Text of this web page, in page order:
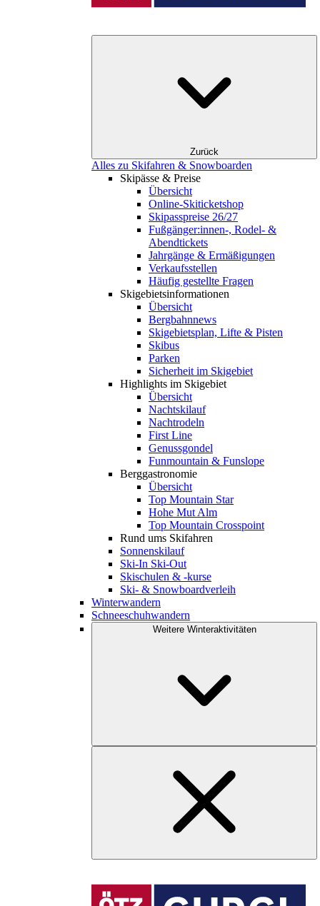
Zurück
Alles zu Skifahren & Snowboarden
Skipässe & Preise
Übersicht
Online-Skiticketshop
Skipasspreise 26/27
Fußgänger:innen-, Rodel- &
Abendtickets
Jahrgänge & Ermäßigungen
Verkaufsstellen
Häufig gestellte Fragen
Skigebiets­informationen
Übersicht
Bergbahnnews
Skigebietsplan, Lifte & Pisten
Skibus
Parken
Sicherheit im Skigebiet
Highlights im Skigebiet
Übersicht
Nachtskilauf
Nachtrodeln
First Line
Genussgondel
Funmountain & Funslope
Berggastronomie
Übersicht
Top Mountain Star
Hohe Mut Alm
Top Mountain Crosspoint
Rund ums Skifahren
Sonnenskilauf
Ski-In Ski-Out
Skischulen & -kurse
Ski- & Snowboardverleih
Winterwandern
Schneeschuhwandern
Weitere Winteraktivitäten